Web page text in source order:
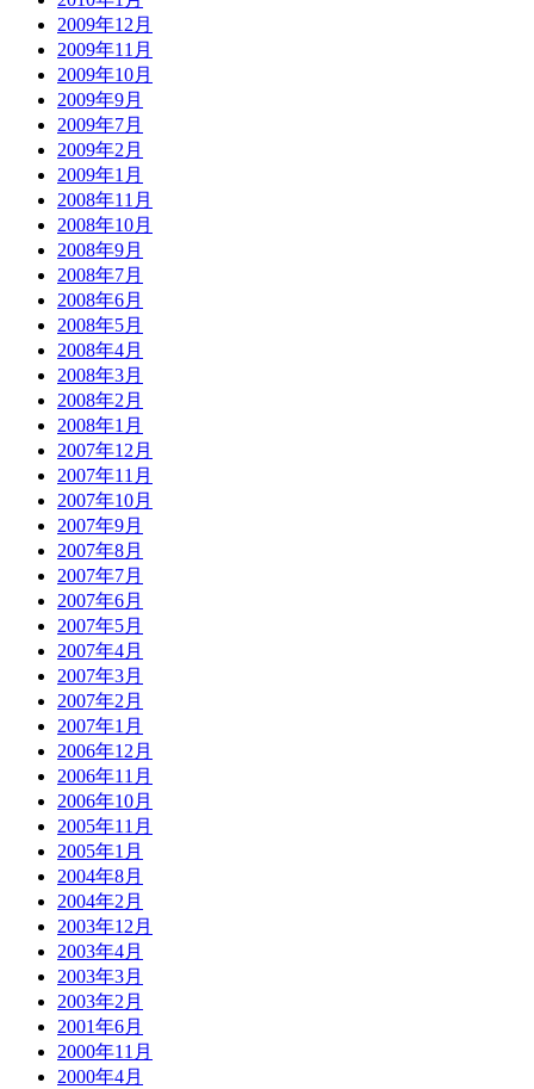
2009年12月
2009年11月
2009年10月
2009年9月
2009年7月
2009年2月
2009年1月
2008年11月
2008年10月
2008年9月
2008年7月
2008年6月
2008年5月
2008年4月
2008年3月
2008年2月
2008年1月
2007年12月
2007年11月
2007年10月
2007年9月
2007年8月
2007年7月
2007年6月
2007年5月
2007年4月
2007年3月
2007年2月
2007年1月
2006年12月
2006年11月
2006年10月
2005年11月
2005年1月
2004年8月
2004年2月
2003年12月
2003年4月
2003年3月
2003年2月
2001年6月
2000年11月
2000年4月